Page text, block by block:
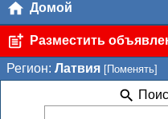
Домой
Разместить
Регион: Латвия [Поменять]